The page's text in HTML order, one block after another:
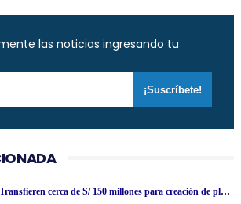
las noticias ingresando tu
YA ES OFICIAL: Transfieren cerca de S/ 150 millones para creación de plazas y pago de bono a docentes